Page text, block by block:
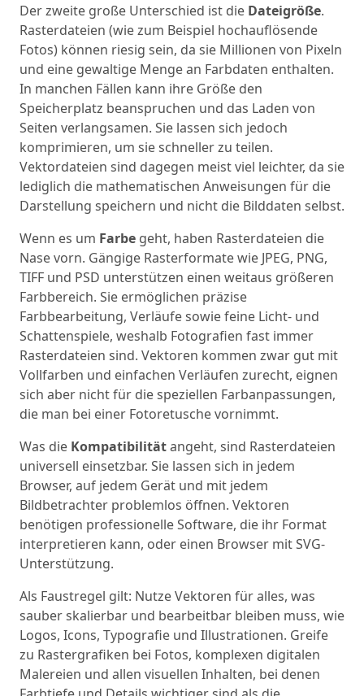
Der zweite große Unterschied ist die Dateigröße.
Rasterdateien (wie zum Beispiel hochauflösende
Fotos) können riesig sein, da sie Millionen von Pixeln
und eine gewaltige Menge an Farbdaten enthalten.
In manchen Fällen kann ihre Größe den
Speicherplatz beanspruchen und das Laden von
Seiten verlangsamen. Sie lassen sich jedoch
komprimieren, um sie schneller zu teilen.
Vektordateien sind dagegen meist viel leichter, da sie
lediglich die mathematischen Anweisungen für die
Darstellung speichern und nicht die Bilddaten selbst.
Wenn es um Farbe geht, haben Rasterdateien die
Nase vorn. Gängige Rasterformate wie JPEG, PNG,
TIFF und PSD unterstützen einen weitaus größeren
Farbbereich. Sie ermöglichen präzise
Farbbearbeitung, Verläufe sowie feine Licht- und
Schattenspiele, weshalb Fotografien fast immer
Rasterdateien sind. Vektoren kommen zwar gut mit
Vollfarben und einfachen Verläufen zurecht, eignen
sich aber nicht für die speziellen Farbanpassungen,
die man bei einer Fotoretusche vornimmt.
Was die Kompatibilitätangeht, sind Rasterdateien
universell einsetzbar. Sie lassen sich in jedem
Browser, auf jedem Gerät und mit jedem
Bildbetrachter problemlos öffnen. Vektoren
benötigen professionelle Software, die ihr Format
interpretieren kann, oder einen Browser mit SVG-
Unterstützung.
Als Faustregel gilt: Nutze Vektoren für alles, was
sauber skalierbar und bearbeitbar bleiben muss, wie
Logos, Icons, Typografie und Illustrationen. Greife
zu Rastergrafiken bei Fotos, komplexen digitalen
Malereien und allen visuellen Inhalten, bei denen